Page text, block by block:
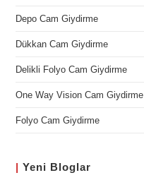
Depo Cam Giydirme
Dükkan Cam Giydirme
Delikli Folyo Cam Giydirme
One Way Vision Cam Giydirme
Folyo Cam Giydirme
| Yeni Bloglar